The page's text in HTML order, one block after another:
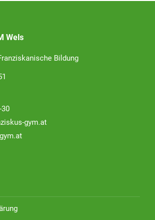
Wels
Bildung
30
gym.at